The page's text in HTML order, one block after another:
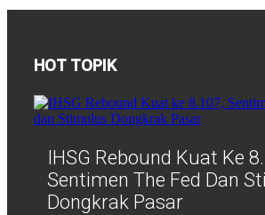
HOT TOPIK
IHSG Rebound Kuat Ke
Sentimen The Fed Dan
Dongkrak Pasar